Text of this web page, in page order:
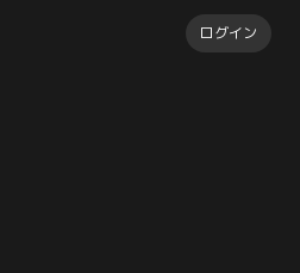
ログイン